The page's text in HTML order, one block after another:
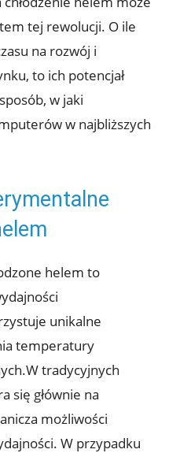
tej rewolucji. O ile
na‍ rozwój i
to ich potencjał​
w jaki
w najbliższych
helem to
⁢unikalne
temperatury
tradycyjnych
się głównie na
możliwości
​W przypadku